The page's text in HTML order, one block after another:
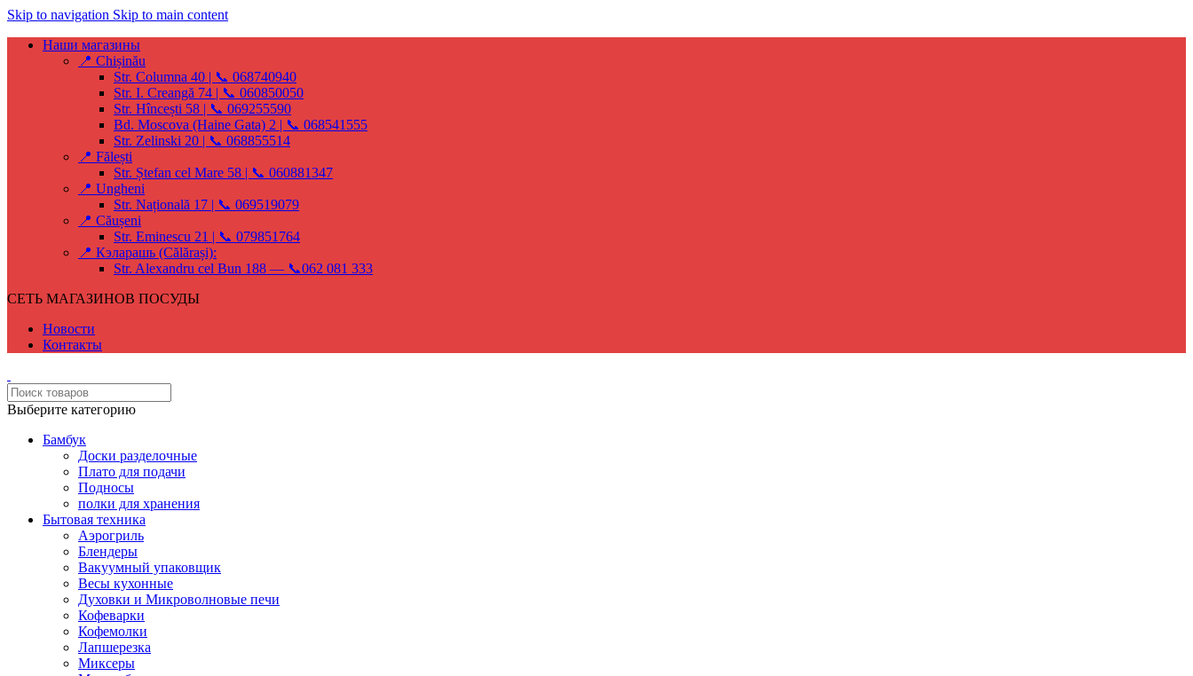
Skip to navigation Skip to main content
Наши магазины
📍 Chișinău
Str. Columna 40 | 📞 068740940
Str. I. Creangă 74 | 📞 060850050
Str. Hîncești 58 | 📞 069255590
Bd. Moscova (Haine Gata) 2 | 📞 068541555
Str. Zelinski 20 | 📞 068855514
📍 Fălești
Str. Ștefan cel Mare 58 | 📞 060881347
📍 Ungheni
Str. Națională 17 | 📞 069519079
📍 Căușeni
Str. Eminescu 21 | 📞 079851764
📍 Кэларашь (Călărași):
Str. Alexandru cel Bun 188 — 📞062 081 333
СЕТЬ МАГАЗИНОВ ПОСУДЫ
Новости
Контакты
Выберите категорию
Бамбук
Доски разделочные
Плато для подачи
Подносы
полки для хранения
Бытовая техника
Аэрогриль
Блендеры
Вакуумный упаковщик
Весы кухонные
Духовки и Микроволновые печи
Кофеварки
Кофемолки
Лапшерезка
Миксеры